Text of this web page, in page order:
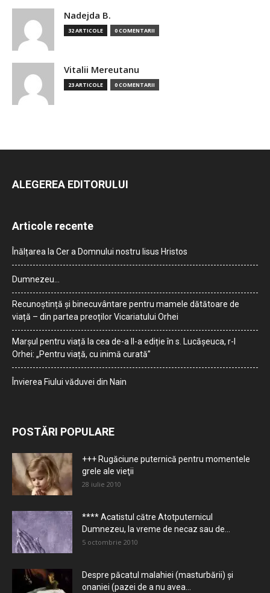
Nadejda B.
32 ARTICOLE 0 COMENTARII
Vitalii Mereutanu
23 ARTICOLE 0 COMENTARII
ALEGEREA EDITORULUI
Articole recente
Înălțarea la Cer a Domnului nostru Iisus Hristos
Dumnezeu…
Recunoștință și binecuvântare pentru mamele dătătoare de
viață – din partea preoților Vicariatului Orhei
Marșul pentru viață la cea de-a II-a ediție în s. Lucășeuca, r-l
Orhei: „Pentru viață, cu inimă curată”
Învierea Fiului văduvei din Nain
POSTĂRI POPULARE
+++ Rugăciune puternică pentru momentele
grele ale vieţii
28 iulie 2010
**** Acatistul către Atotputernicul
Dumnezeu, la vreme de necaz sau de...
5 octombrie 2010
Despre păcatul malahiei (masturbării) şi
onaniei (pazei de a nu avea...